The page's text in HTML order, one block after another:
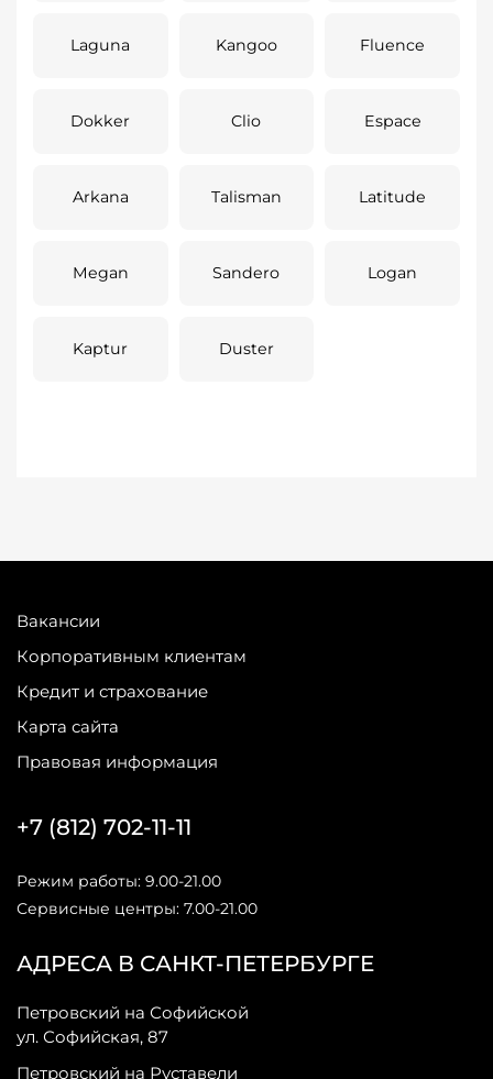
Laguna Kangoo Fluence
Dokker Clio Espace
Arkana Talisman Latitude
Megan Sandero Logan
Kaptur Duster
Вакансии
Корпоративным клиентам
Кредит и страхование
Карта сайта
Правовая информация
АДРЕСА В САНКТ-ПЕТЕРБУРГЕ
Петровский на Софийской
ул. Софийская, 87
Петровский на Руставели
+7 (812) 702-11-11
Режим работы: 9.00-21.00
Сервисные центры: 7.00-21.00